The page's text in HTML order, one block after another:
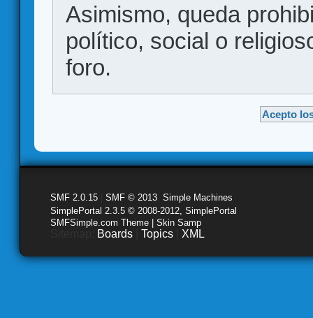
Asimismo, queda
político, social o
foro.
SMF 2.0.15 SMF © 2013 Simple Machines
SimplePortal 2.3.5 © 2008-2012, SimplePortal
SMFSimple.com Theme | Skin Samp
Boards Topics XML